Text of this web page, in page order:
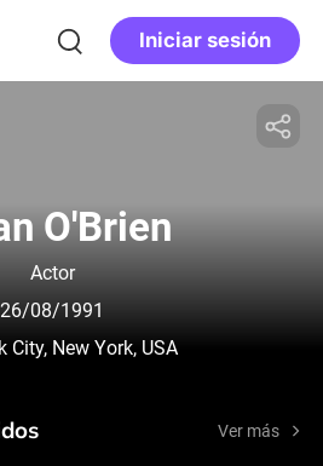
Iniciar sesión
O'Brien
Actor
26/08/1991
City, New York, USA
Ver más